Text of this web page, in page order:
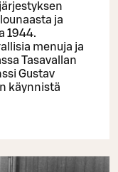
ja
1944.
menuja ja
Tasavallan
Gustav
käynnistä